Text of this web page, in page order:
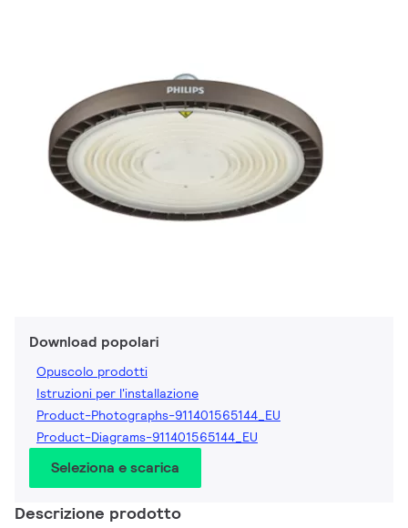
Download popolari
Opuscolo prodotti
Istruzioni per l'installazione
Product-Photographs-911401565144_EU
Product-Diagrams-911401565144_EU
Seleziona e scarica
Descrizione prodotto